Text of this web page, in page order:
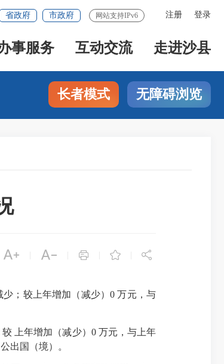
注册 登录
省政府 市政府 网站支持IPv6
事服务 互动交流 走进沙县
长者模式 无障碍浏览
    
；较上年增加（减少）0 万元，与
上年增加（减少）0 万元，与上年
出国（境）。